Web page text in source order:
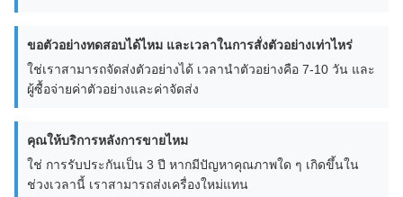
ขอตัวอย่างทดสอบได้ไหม และเวลาในการสั่งตัวอย่างเท่าไหร่
ใช่เราสามารถจัดส่งตัวอย่างได้ เวลานําตัวอย่างคือ 7-10 วัน และ
ผู้ซื้อจ่ายค่าตัวอย่างและค่าจัดส่ง
คุณให้บริการหลังการขายไหม
ใช่ การรับประกันเป็น 3 ปี หากมีปัญหาคุณภาพใด ๆ เกิดขึ้นใน
ช่วงเวลานี้ เราสามารถส่งเครื่องใหม่แทน